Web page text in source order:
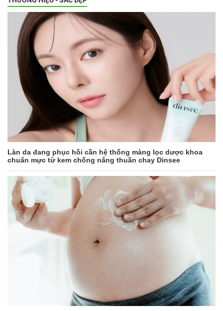
Làn da đang phục hồi cần hệ thống màng lọc dược khoa
chuẩn mực từ kem chống nắng thuần chay Dinsee